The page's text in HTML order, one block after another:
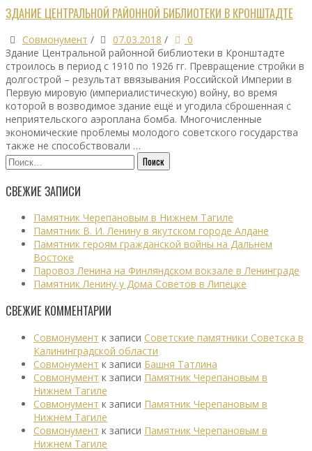
ЗДАНИЕ ЦЕНТРАЛЬНОЙ РАЙОННОЙ БИБЛИОТЕКИ В КРОНШТАДТЕ
Совмонумент / 07.03.2018 /
0
Здание Центральной районной библиотеки в Кронштадте
строилось в период с 1910 по 1926 гг. Превращение стройки в
долгострой – результат ввязывания Российской Империи в
Первую мировую (империалистическую) войну, во время
которой в возводимое здание ещё и угодила сброшенная с
неприятельского аэроплана бомба. Многочисленные
экономические проблемы молодого советского государства
также не способствовали …
Найти:
СВЕЖИЕ ЗАПИСИ
Памятник Черепановым в Нижнем Тагиле
Памятник В. И. Ленину в якутском городе Алдане
Памятник героям гражданской войны на Дальнем
Востоке
Паровоз Ленина на Финляндском вокзале в Ленинграде
Памятник Ленину у Дома Советов в Липецке
СВЕЖИЕ КОММЕНТАРИИ
Совмонумент к записи Советские памятники Советска в
Калининградской области
Совмонумент к записи Башня Татлина
Совмонумент к записи Памятник Черепановым в
Нижнем Тагиле
Совмонумент к записи Памятник Черепановым в
Нижнем Тагиле
Совмонумент к записи Памятник Черепановым в
Нижнем Тагиле